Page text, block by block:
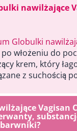
nawilżające
Globulki
włożeniu do
krem, który
z suchością
Vagisan